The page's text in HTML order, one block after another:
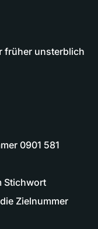
früher unsterblich
0901 581
Stichwort
Zielnummer